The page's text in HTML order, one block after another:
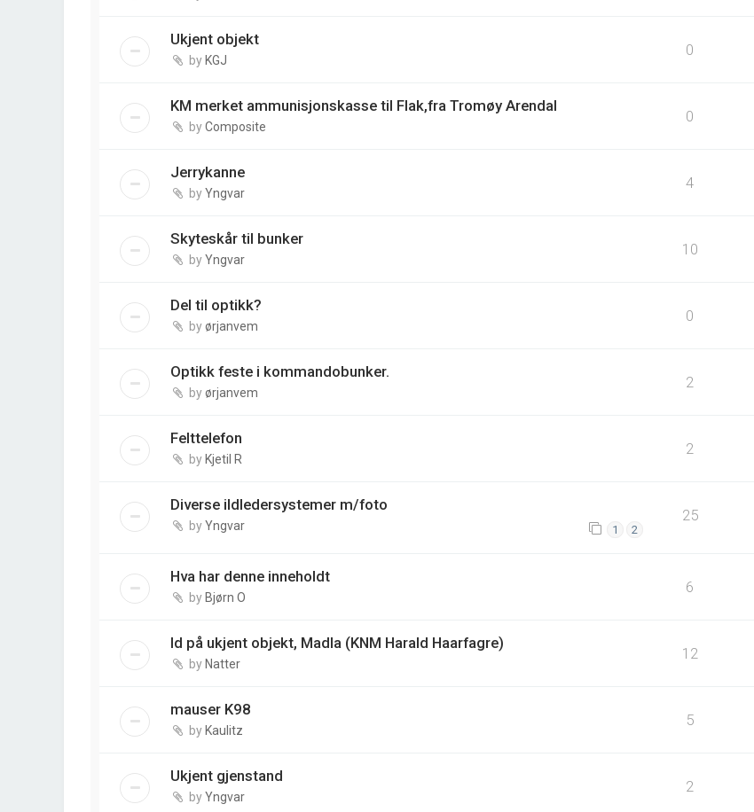
Ukjent objekt
by KGJ
0
KM merket ammunisjonskasse til Flak,fra Tromøy Arendal
byComposite
0
Jerrykanne
byYngvar
4
Skyteskår til bunker
byYngvar
10
Del til optikk?
byørjanvem
0
Optikk feste i kommandobunker.
byørjanvem
2
Felttelefon
by Kjetil R
2
Diverse ildledersystemer m/foto
byYngvar 1 2
25
Hva har denne inneholdt
by Bjørn O
6
Id på ukjent objekt, Madla (KNM Harald Haarfagre)
by Natter
12
mauser K98
by Kaulitz
5
Ukjent gjenstand
byYngvar
2